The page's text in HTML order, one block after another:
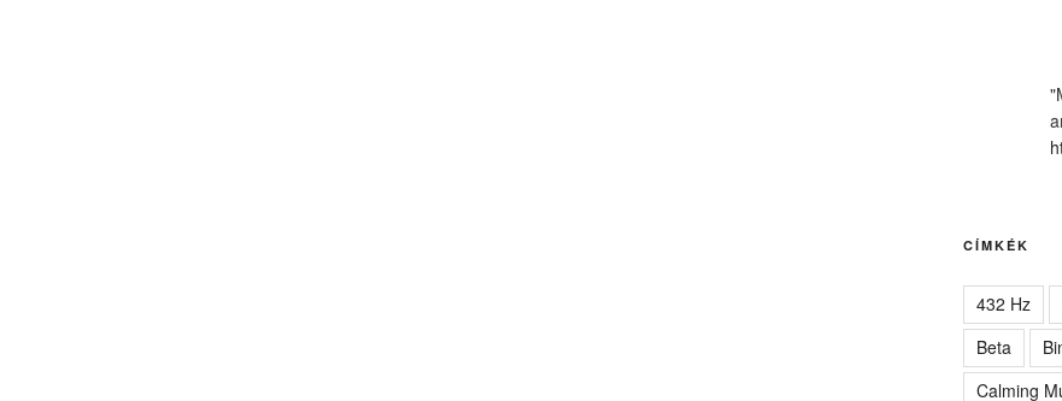
CÍMKÉK
432 Hz
Beta
Calming